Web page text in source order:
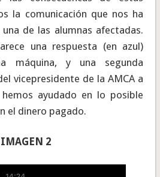
la comunicación que nos ha
una de las alumnas afectadas.
una respuesta (en azul)
máquina, y una segunda
vicepresidente de la AMCA a
ayudado en lo posible
el dinero pagado.
IMAGEN 2